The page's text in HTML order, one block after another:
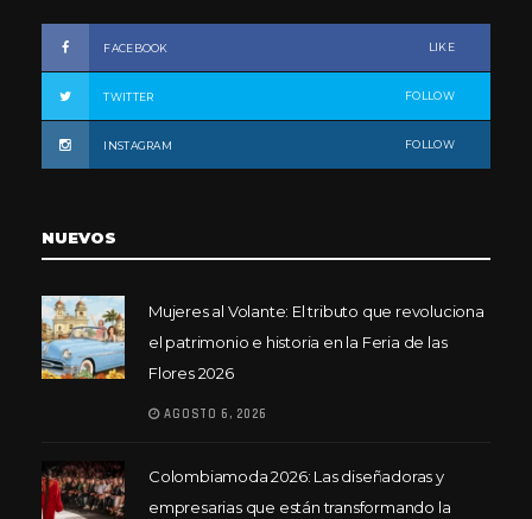
FACEBOOK LIKE
TWITTER FOLLOW
INSTAGRAM FOLLOW
NUEVOS
Mujeres al Volante: El tributo que revoluciona
el patrimonio e historia en la Feria de las
Flores 2026
AGOSTO 6, 2026
Colombiamoda 2026: Las diseñadoras y
empresarias que están transformando la